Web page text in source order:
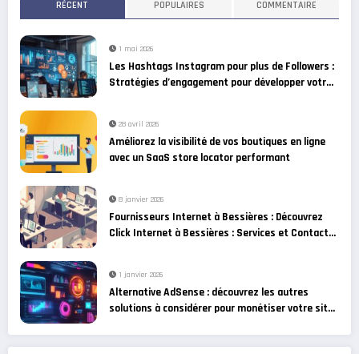
RÉCENT POPULAIRES COMMENTAIRE
1 mai 2026
Les Hashtags Instagram pour plus de Followers :
Stratégies d’engagement pour développer votre
28 avril 2026
Améliorez la visibilité de vos boutiques en ligne
avec un SaaS store locator performant
8 janvier 2026
Fournisseurs Internet à Bessières : Découvrez
Click Internet à Bessières : Services et Contact
1 janvier 2026
Alternative AdSense : découvrez les autres
solutions à considérer pour monétiser votre site